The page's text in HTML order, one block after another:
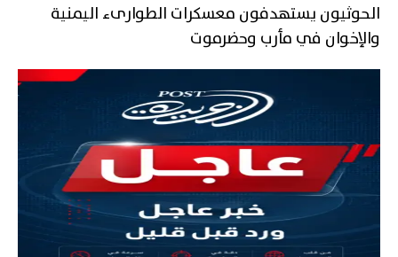
الحوثيون يستهدفون معسكرات الطوارىء اليمنية
والإخوان في مأرب وحضرموت